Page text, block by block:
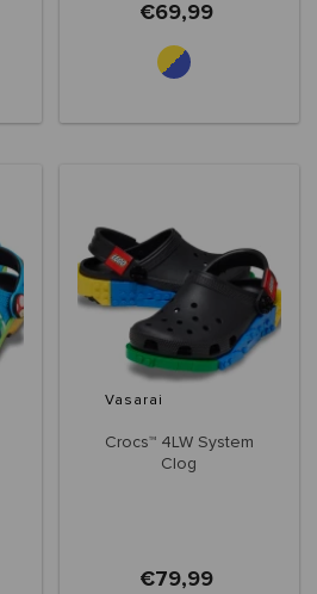
€69,99
Vasarai
Crocs™ 4LW System
Clog
€79,99